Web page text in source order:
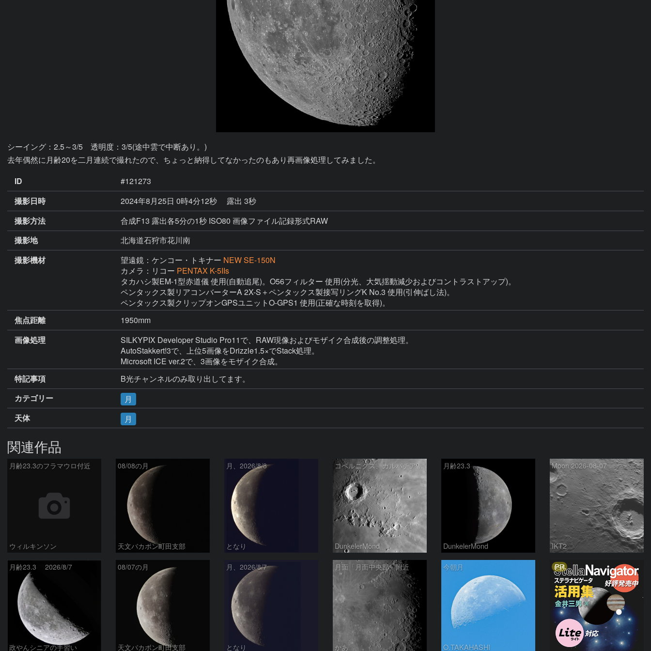
シーイング：2.5～3/5　透明度：3/5(途中雲で中断あり。)
去年偶然に月齢20を二月連続で撮れたので、ちょっと納得してなかったのもあり再画像処理してみました。
ID
#121273
撮影日時
2024年8月25日 0時4分12秒
露出 3秒
撮影方法
合成F13 露出各5分の1秒 ISO80 画像ファイル記録形式RAW
撮影地
北海道石狩市花川南
撮影機材
望遠鏡：ケンコー・トキナー NEW SE-150N
カメラ：リコー PENTAX K-5IIs
タカハシ製EM-1型赤道儀 使用(自動追尾)。O56フィルター 使用(分光、大気揺動減少およびコントラストアップ)。
ペンタックス製リアコンバーターA 2X-S＋ペンタックス製接写リングK No.3 使用(引伸ばし法)。
ペンタックス製クリップオンGPSユニットO-GPS1 使用(正確な時刻を取得)。
焦点距離
1950mm
画像処理
SILKYPIX Developer Studio Pro11で、RAW現像およびモザイク合成後の調整処理。
AutoStakkert!3で、上位5画像をDrizzle1.5×でStack処理。
Microsoft ICE ver.2で、3画像をモザイク合成。
特記事項
B光チャンネルのみ取り出してます。
カテゴリー
月
天体
月
関連作品
月齢23.3のフラマウロ付近
ウィルキンソン
08/08の月
天文バカボン町田支部
月、2026/8/8
となり
コペルニクス、カルパチア山脈付近
DunkelerMond
月齢23.3
DunkelerMond
Moon 2026-08-07
IKT2
月齢23.3 2026/8/7
政やんシニアの手習い
08/07の月
天文バカボン町田支部
月、2026/8/7
となり
月面「月面中央部」附近
かあ
今朝月
O.TAKAHASHI
PR